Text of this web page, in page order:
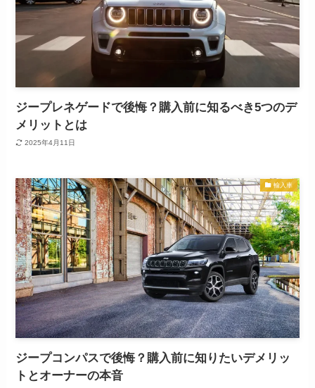
ジープレネゲードで後悔？購入前に知るべき5つのデ
メリットとは
2025年4月11日
輸入車
ジープコンパスで後悔？購入前に知りたいデメリッ
トとオーナーの本音